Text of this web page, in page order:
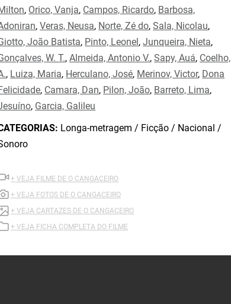
, Orico, Vanja, Campos, Ricardo, Barbosa,
,Veras, Neusa, Norte, Zé do,Sala, Nicolau,
João Batista, Pinto, Leonel,Junqueira, Nieta,
W. T.,Almeida, Antonio V.,Sapy, Auá, Coelho,
, Luiza, Maria, Herculano, José, Merinov, Victor, Dona
, Camara, Dan, Pilon, João, Barreto, Lima,
, Garcia, Galileu
Longa-metragem / Ficção / Nacional /
+ VEJA FILME DE O CANGACEIRO
+ VEJA FOTOS DE O CANGACEIRO
+ VEJA CARTAZES DE O CANGACEIRO
+ VEJA FICHA COMPLETA DO FILME